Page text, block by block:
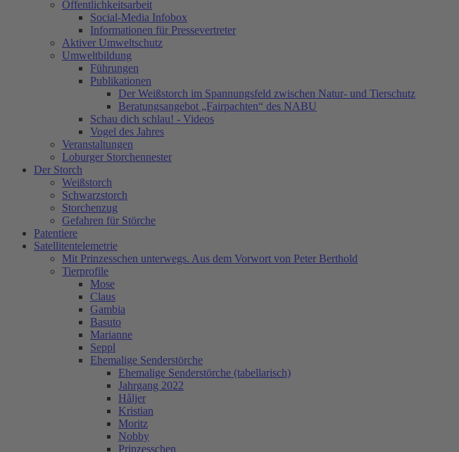
Öffentlichkeitsarbeit
Social-Media Infobox
Informationen für Pressevertreter
Aktiver Umweltschutz
Umweltbildung
Führungen
Publikationen
Der Weißstorch im Spannungsfeld zwischen Natur- und Tierschutz
Beratungsangebot „Fairpachten“ des NABU
Schau dich schlau! - Videos
Vogel des Jahres
Veranstaltungen
Loburger Storchennester
Der Storch
Weißstorch
Schwarzstorch
Storchenzug
Gefahren für Störche
Patentiere
Satellitentelemetrie
Mit Prinzesschen unterwegs. Aus dem Vorwort von Peter Berthold
Tierprofile
Mose
Claus
Gambia
Basuto
Marianne
Seppl
Ehemalige Senderstörche
Ehemalige Senderstörche (tabellarisch)
Jahrgang 2022
Håljer
Kristian
Moritz
Nobby
Prinzesschen